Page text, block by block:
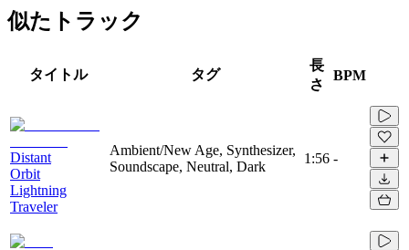
似たトラック
タイトル タグ
長
さ
BPM
Distant
Orbit
Lightning
Traveler
Ambient/New Age, Synthesizer,
Soundscape, Neutral, Dark
1:56 -